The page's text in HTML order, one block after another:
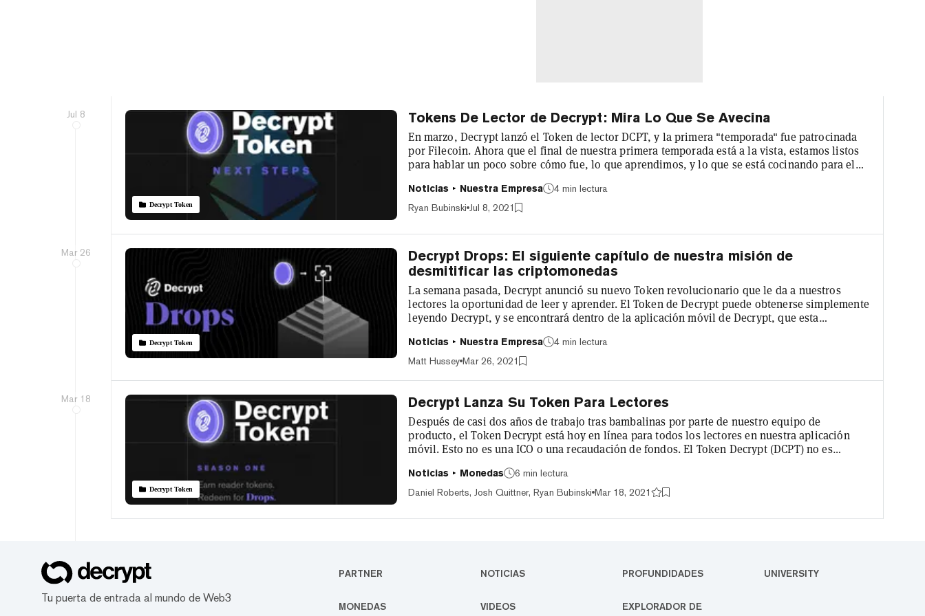
Jul 8
Decrypt Token
Tokens De Lector de Decrypt: Mira Lo Que Se Avecina
En marzo, Decrypt lanzó el Token de lector DCPT, y la primera "temporada" fue patrocinada
por Filecoin. Ahora que el final de nuestra primera temporada está a la vista, estamos listos
para hablar un poco sobre cómo fue, lo que aprendimos, y lo que se está cocinando para el
nuestra primera temporada, hemos visto más de 74.000 activaciones de wallets nuevas, con
una distribución amplia y relativamente uniforme de...
Noticias Nuestra Empresa
4 min lectura
Ryan Bubinski Jul 8, 2021
Mar 26
Decrypt Token
Decrypt Drops: El siguiente capítulo de nuestra misión de
desmitificar las criptomonedas
La semana pasada, Decrypt anunció su nuevo Token revolucionario que le da a nuestros
lectores la oportunidad de leer y aprender. El Token de Decrypt puede obtenerse simplemente
leyendo Decrypt, y se encontrará dentro de la aplicación móvil de Decrypt, que esta
descargar la aplicación, crear una cartera y empezar a ganar tokens. Pero ese fue solo el
primero paso en el objetivo de Decrypt de construir...
Noticias Nuestra Empresa
4 min lectura
Matt Hussey Mar 26, 2021
Mar 18
Decrypt Token
Decrypt Lanza Su Token Para Lectores
Después de casi dos años de trabajo tras bambalinas por parte de nuestro equipo de
producto, el Token Decrypt está hoy en línea para todos los lectores en nuestra aplicación
móvil. Esto no es una ICO o una recaudación de fondos. El Token Decrypt (DCPT) no es
en la industria descentralizada que cubrimos, y de experimentar cómo las criptomonedas
pueden estimular el compromiso de los lectores. Lo vemos como...
Noticias Monedas
6 min lectura
Daniel Roberts, Josh Quittner, Ryan Bubinski Mar 18, 2021
Tu puerta de entrada al mundo de Web3
PARTNER NOTICIAS PROFUNDIDADES UNIVERSITY
MONEDAS VIDEOS
EXPLORADOR DE